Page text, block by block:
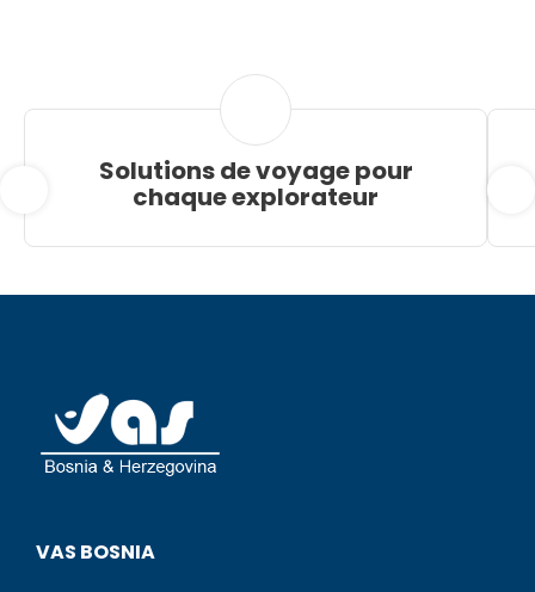
Solutions de voyage pour
chaque explorateur
VAS BOSNIA